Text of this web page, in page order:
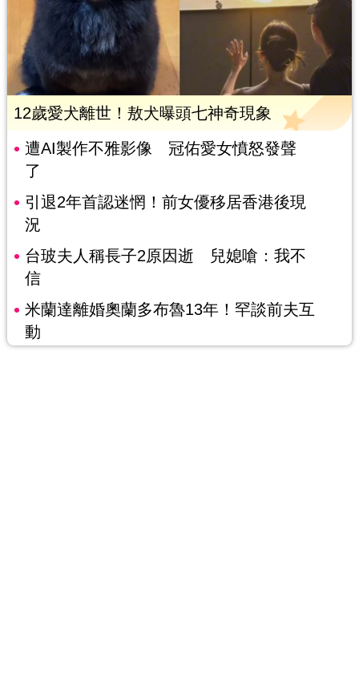
12歲愛犬離世！敖犬曝頭七神奇現象
遭AI製作不雅影像 冠佑愛女憤怒發聲
了
引退2年首認迷惘！前女優移居香港後現
況
台玻夫人稱長子2原因逝 兒媳嗆：我不
信
米蘭達離婚奧蘭多布魯13年！罕談前夫互
動